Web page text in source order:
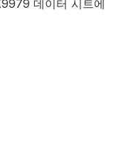
데이터 시트에